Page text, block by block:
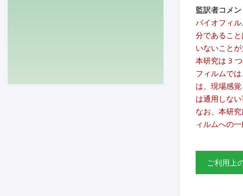
監訳者コメン
バイオフィ
分であるこ
いないことが
本研究は 3
フィルムで
は、現場感
は通用しな
なお、本研究
ィルムへの
ご利用上